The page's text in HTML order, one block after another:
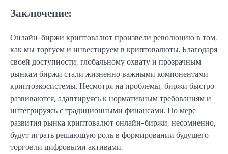
Заключение:
Онлайн-биржи криптовалют произвели революцию в том,
как мы торгуем и инвестируем в криптовалюты. Благодаря
своей доступности, глобальному охвату и прозрачным
рынкам биржи стали жизненно важными компонентами
криптоэкосистемы. Несмотря на проблемы, биржи быстро
развиваются, адаптируясь к нормативным требованиям и
интегрируясь с традиционными финансами. По мере
развития рынка криптовалют онлайн-биржи, несомненно,
будут играть решающую роль в формировании будущего
торговли цифровыми активами.